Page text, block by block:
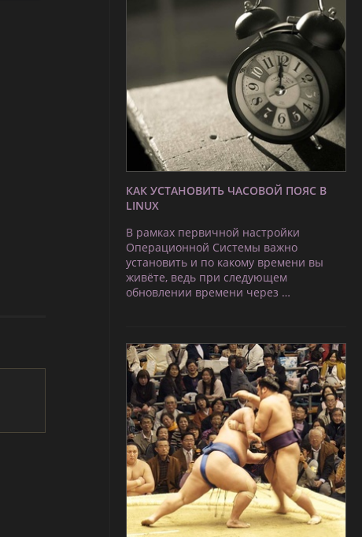
КАК УСТАНОВИТЬ ЧАСОВОЙ ПОЯС В
LINUX
В рамках первичной настройки
Операционной Системы важно
установить и по какому времени вы
живёте, ведь при следующем
обновлении времени через …